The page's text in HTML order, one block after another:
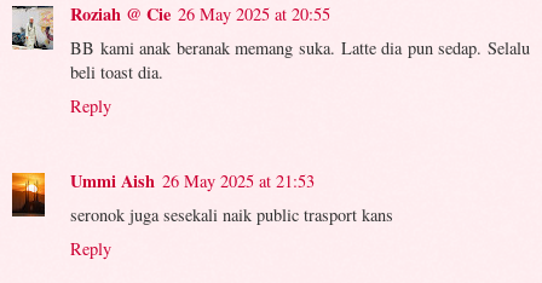
Roziah @ Cie 26 May 2025 at 20:55
BB kami anak beranak memang suka. Latte dia pun sedap. Selalu
beli toast dia.
Reply
Ummi Aish 26 May 2025 at 21:53
seronok juga sesekali naik public trasport kans
Reply